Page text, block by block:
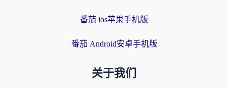
番茄 ios苹果手机版
番茄 Android安卓手机版
关于我们